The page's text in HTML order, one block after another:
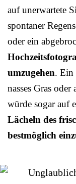
auf unerwartete
spontaner
oder ein
umzugehen. Ein
nasses Gras
würde sogar auf
Lächeln des
bestmöglich